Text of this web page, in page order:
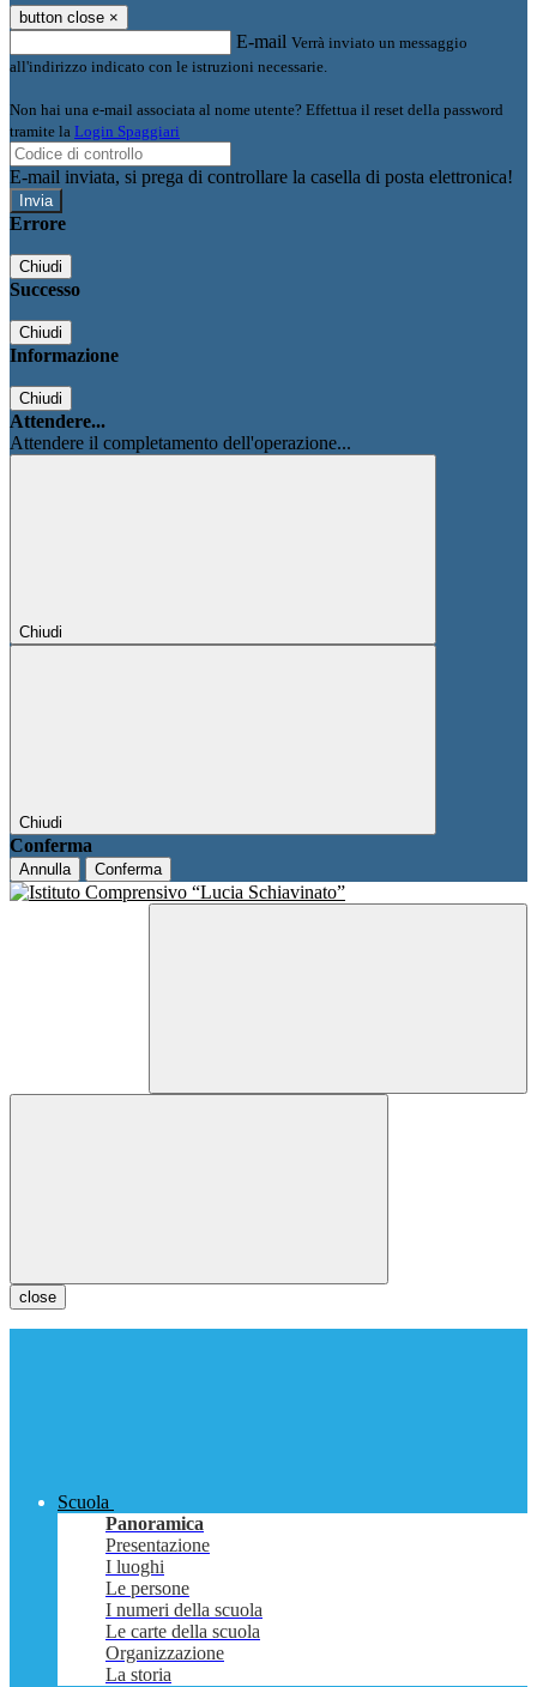
button close ×
E-mail Verrà inviato un messaggio
all'indirizzo indicato con le istruzioni necessarie.
Non hai una e-mail associata al nome utente? Effettua il reset della password
tramite la Login Spaggiari
E-mail inviata, si prega di controllare la casella di posta elettronica!
Errore
Chiudi
Successo
Chiudi
Informazione
Chiudi
Attendere...
Attendere il completamento dell'operazione...
Chiudi
Chiudi
Conferma
Annulla Conferma
close
Scuola
Panoramica
Presentazione
I luoghi
Le persone
I numeri della scuola
Le carte della scuola
Organizzazione
La storia